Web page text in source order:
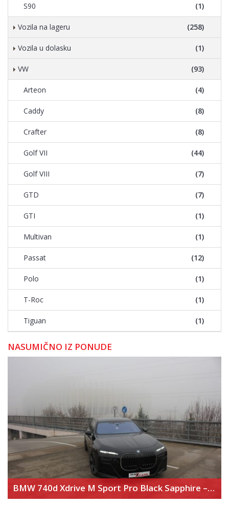
S90 (1)
Vozila na lageru (258)
Vozila u dolasku (1)
VW (93)
Arteon (4)
Caddy (8)
Crafter (8)
Golf VII (44)
Golf VIII (7)
GTD (7)
GTI (1)
Multivan (1)
Passat (12)
Polo (1)
T-Roc (1)
Tiguan (1)
NASUMIČNO IZ PONUDE
BMW 740d Xdrive M Sport Pro Black Sapphire – Executive Lounge – Theater Screen